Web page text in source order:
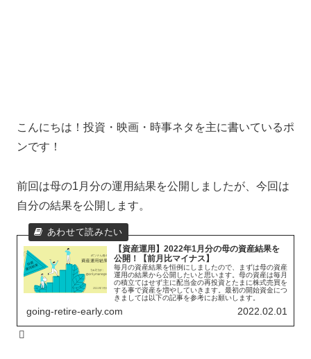
こんにちは！投資・映画・時事ネタを主に書いているポ
ンです！
前回は母の1月分の運用結果を公開しましたが、今回は
自分の結果を公開します。
【資産運用】2022年1月分の母の資産結果を
公開！【前月比マイナス】
毎月の資産結果を恒例にしましたので、まずは母の資産
運用の結果から公開したいと思います。母の資産は毎月
の積立てはせず主に配当金の再投資とたまに株式売買を
する事で資産を増やしていきます。最初の開始資金につ
きましては以下の記事を参考にお願いします。
going-retire-early.com 2022.02.01